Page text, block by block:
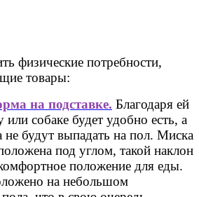
физические потребности,
товары:
на подставке. Благодаря ей
собаке будет удобно есть, а
не будут выпадать на пол. Миска
под углом, такой наклон
положение для еды.
на небольшом